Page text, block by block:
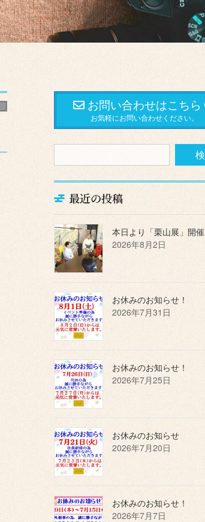
お問い合わせはこちら
お気軽にお問い合わせください。
最近の投稿
本日より「栗山展」開催
2026年8月2日
お休みのお知らせ！
2026年7月31日
お休みのお知らせ！
2026年7月25日
お休みのお知らせ
2026年7月20日
お休みのお知らせ！
2026年7月7日